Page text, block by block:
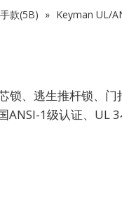
款(5B) » Keyman UL/
锁、逃生推杆锁、
ANSI-1级认证、UL